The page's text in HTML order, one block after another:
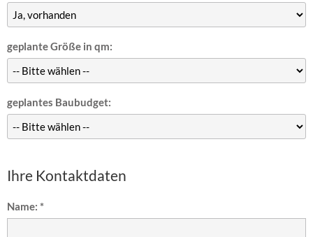
geplante Größe in qm:
geplantes Baubudget:
Ihre Kontaktdaten
Name: *